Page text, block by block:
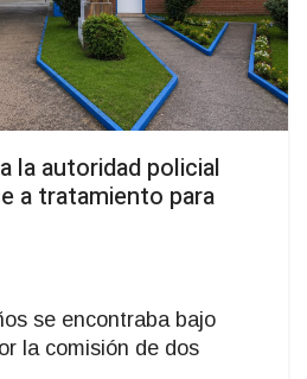
la autoridad policial
a tratamiento para
se encontraba bajo
la comisión de dos